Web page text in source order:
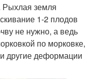
Рыхлая земля
1-2 плодов
не нужно, а ведь
по морковке,
другие деформации